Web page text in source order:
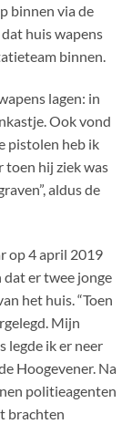
binnen via de
huis wapens
binnen.
lagen: in
Ook vond
pistolen heb ik
toen hij ziek was
aldus de
op 4 april 2019
dat er twee jonge
het huis. “Toen
Mijn
legde ik er neer
Hoogevener. Na
politieagenten
brachten